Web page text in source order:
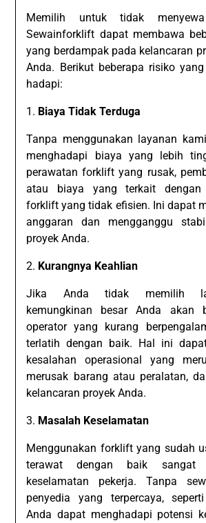
Memilih untuk tidak
Sewainforklift dapat membawa
yang berdampak pada kelancaran
Anda. Berikut beberapa risiko
hadapi:
1. Biaya Tidak Terduga
Tanpa menggunakan layanan
menghadapi biaya yang lebih
perawatan forklift yang rusak,
atau biaya yang terkait dengan
forklift yang tidak efisien. Ini dapat
anggaran dan mengganggu
proyek Anda.
2. Kurangnya Keahlian
Jika Anda tidak memilih
kemungkinan besar Anda akan
operator yang kurang
terlatih dengan baik. Hal ini
kesalahan operasional yang
merusak barang atau peralatan,
kelancaran proyek Anda.
3. Masalah Keselamatan
Menggunakan forklift yang sudah
terawat dengan baik sangat
keselamatan pekerja. Tanpa
penyedia yang terpercaya,
Anda dapat menghadapi potensi